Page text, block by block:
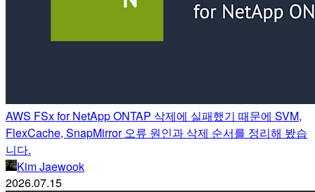
AWS FSx for NetApp ONTAP 삭제에 실패했기 때문에 SVM,
FlexCache, SnapMirror 오류 원인과 삭제 순서를 정리해 봤습
니다.
Kim Jaewook
2026.07.15